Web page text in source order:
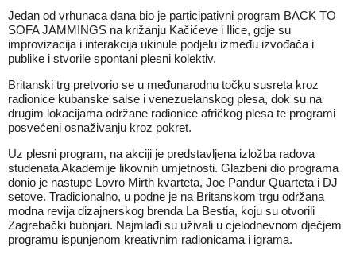
Jedan od vrhunaca dana bio je participativni program BACK TO
SOFA JAMMINGS na križanju Kačićeve i Ilice, gdje su
improvizacija i interakcija ukinule podjelu između izvođača i
publike i stvorile spontani plesni kolektiv.
Britanski trg pretvorio se u međunarodnu točku susreta kroz
radionice kubanske salse i venezuelanskog plesa, dok su na
drugim lokacijama održane radionice afričkog plesa te programi
posvećeni osnaživanju kroz pokret.
Uz plesni program, na akciji je predstavljena izložba radova
studenata Akademije likovnih umjetnosti. Glazbeni dio programa
donio je nastupe Lovro Mirth kvarteta, Joe Pandur Quarteta i DJ
setove. Tradicionalno, u podne je na Britanskom trgu održana
modna revija dizajnerskog brenda La Bestia, koju su otvorili
Zagrebački bubnjari. Najmlađi su uživali u cjelodnevnom dječjem
programu ispunjenom kreativnim radionicama i igrama.